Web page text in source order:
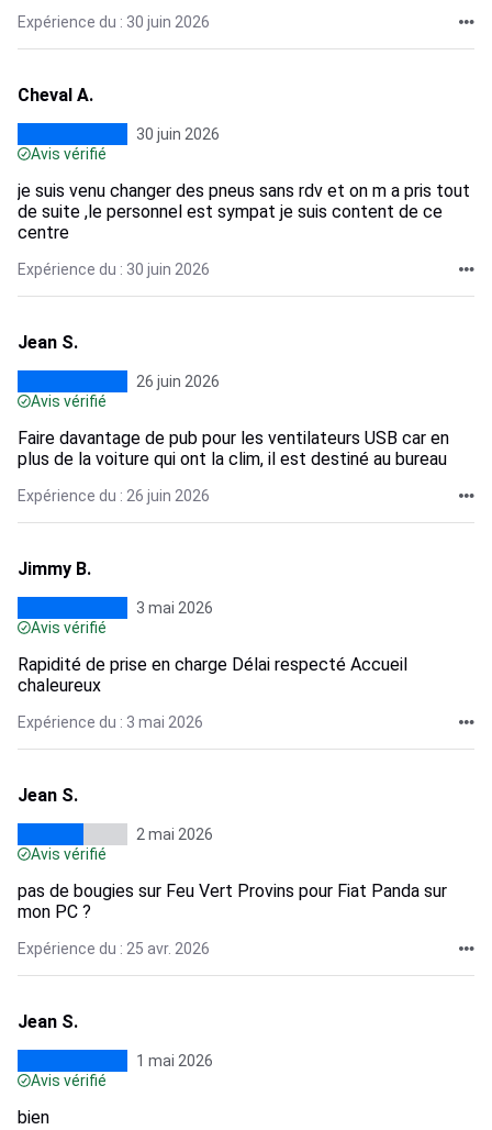
Expérience du : 30 juin 2026
Cheval A.
30 juin 2026
Avis vérifié
je suis venu changer des pneus sans rdv et on m a pris tout
de suite ,le personnel est sympat je suis content de ce
centre
Expérience du : 30 juin 2026
Jean S.
26 juin 2026
Avis vérifié
Faire davantage de pub pour les ventilateurs USB car en
plus de la voiture qui ont la clim, il est destiné au bureau
Expérience du : 26 juin 2026
Jimmy B.
3 mai 2026
Avis vérifié
Rapidité de prise en charge Délai respecté Accueil
chaleureux
Expérience du : 3 mai 2026
Jean S.
2 mai 2026
Avis vérifié
pas de bougies sur Feu Vert Provins pour Fiat Panda sur
mon PC ?
Expérience du : 25 avr. 2026
Jean S.
1 mai 2026
Avis vérifié
bien